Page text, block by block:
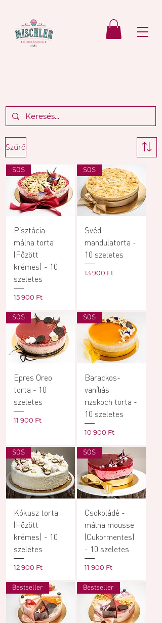
Szűrő
SOS
Pisztácia-
málna torta
(Főzött
krémes) - 10
szeletes
Ár
15 900 Ft
SOS
Svéd
mandulatorta -
10 szeletes
Ár
13 900 Ft
SOS
Epres Oreo
torta - 10
szeletes
Ár
11 900 Ft
SOS
Barackos-
vaníliás
rizskoch torta -
10 szeletes
Ár
10 900 Ft
SOS
Kókusz torta
(Főzött
krémes) - 10
szeletes
Ár
12 900 Ft
SOS
Csokoládé -
málna mousse
(Cukormentes)
- 10 szeletes
Ár
11 900 Ft
Bestseller Bestseller